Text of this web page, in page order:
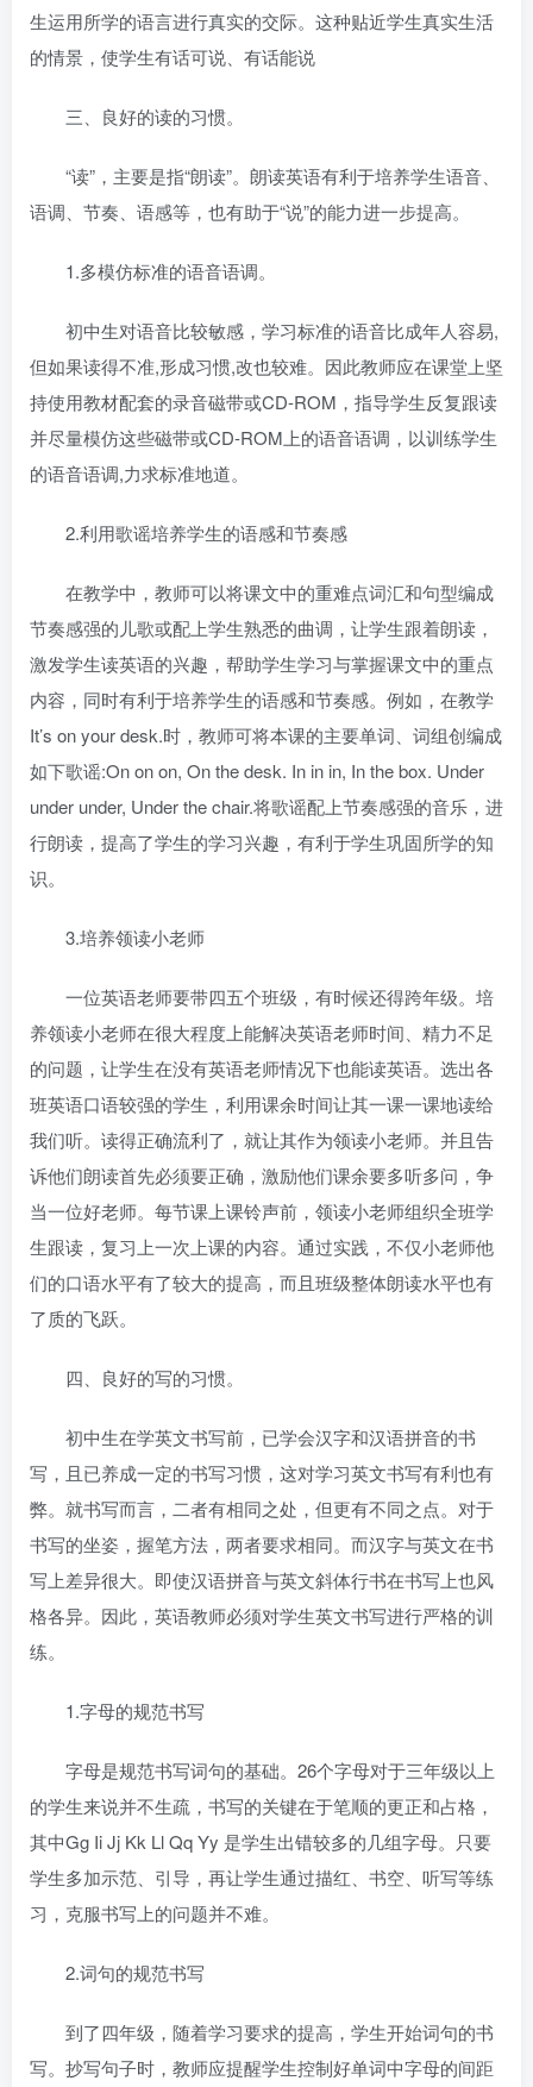
生运用所学的语言进行真实的交际。这种贴近学生真实生活
的情景，使学生有话可说、有话能说
三、良好的读的习惯。
“读”，主要是指“朗读”。朗读英语有利于培养学生语音、
语调、节奏、语感等，也有助于“说”的能力进一步提高。
1.多模仿标准的语音语调。
初中生对语音比较敏感，学习标准的语音比成年人容易,
但如果读得不准,形成习惯,改也较难。因此教师应在课堂上坚
持使用教材配套的录音磁带或CD-ROM，指导学生反复跟读
并尽量模仿这些磁带或CD-ROM上的语音语调，以训练学生
的语音语调,力求标准地道。
2.利用歌谣培养学生的语感和节奏感
在教学中，教师可以将课文中的重难点词汇和句型编成
节奏感强的儿歌或配上学生熟悉的曲调，让学生跟着朗读，
激发学生读英语的兴趣，帮助学生学习与掌握课文中的重点
内容，同时有利于培养学生的语感和节奏感。例如，在教学
It’s on your desk.时，教师可将本课的主要单词、词组创编成
如下歌谣:On on on, On the desk. In in in, In the box. Under
under under, Under the chair.将歌谣配上节奏感强的音乐，进
行朗读，提高了学生的学习兴趣，有利于学生巩固所学的知
识。
3.培养领读小老师
一位英语老师要带四五个班级，有时候还得跨年级。培
养领读小老师在很大程度上能解决英语老师时间、精力不足
的问题，让学生在没有英语老师情况下也能读英语。选出各
班英语口语较强的学生，利用课余时间让其一课一课地读给
我们听。读得正确流利了，就让其作为领读小老师。并且告
诉他们朗读首先必须要正确，激励他们课余要多听多问，争
当一位好老师。每节课上课铃声前，领读小老师组织全班学
生跟读，复习上一次上课的内容。通过实践，不仅小老师他
们的口语水平有了较大的提高，而且班级整体朗读水平也有
了质的飞跃。
四、良好的写的习惯。
初中生在学英文书写前，已学会汉字和汉语拼音的书
写，且已养成一定的书写习惯，这对学习英文书写有利也有
弊。就书写而言，二者有相同之处，但更有不同之点。对于
书写的坐姿，握笔方法，两者要求相同。而汉字与英文在书
写上差异很大。即使汉语拼音与英文斜体行书在书写上也风
格各异。因此，英语教师必须对学生英文书写进行严格的训
练。
1.字母的规范书写
字母是规范书写词句的基础。26个字母对于三年级以上
的学生来说并不生疏，书写的关键在于笔顺的更正和占格，
其中Gg Ii Jj Kk Ll Qq Yy 是学生出错较多的几组字母。只要
学生多加示范、引导，再让学生通过描红、书空、听写等练
习，克服书写上的问题并不难。
2.词句的规范书写
到了四年级，随着学习要求的提高，学生开始词句的书
写。抄写句子时，教师应提醒学生控制好单词中字母的间距